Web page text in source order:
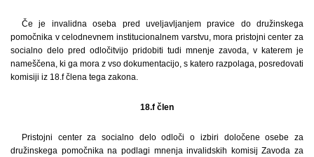
Če je invalidna oseba pred uveljavljanjem pravice do družinskega
pomočnika v celodnevnem institucionalnem varstvu, mora pristojni center za
socialno delo pred odločitvijo pridobiti tudi mnenje zavoda, v katerem je
nameščena, ki ga mora z vso dokumentacijo, s katero razpolaga, posredovati
komisiji iz 18.f člena tega zakona.
18.f člen
Pristojni center za socialno delo odloči o izbiri določene osebe za
družinskega pomočnika na podlagi mnenja invalidskih komisij Zavoda za